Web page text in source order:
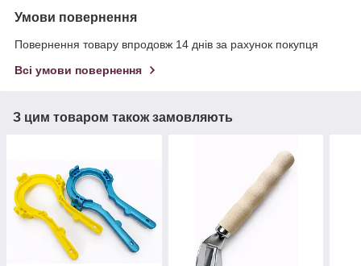
Умови повернення
Повернення товару впродовж 14 днів за рахунок покупця
Всі умови повернення
З цим товаром також замовляють